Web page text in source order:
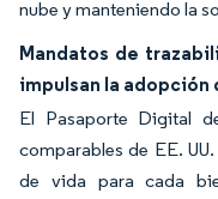
nube y manteniendo la
Mandatos de
impulsan la adopción
El Pasaporte Digital
comparables de EE.
de vida para cada